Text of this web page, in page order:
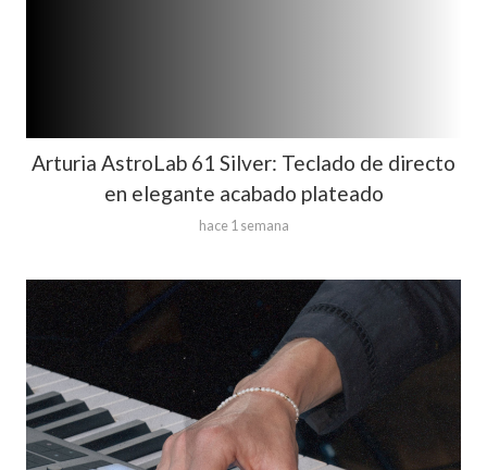
Arturia AstroLab 61 Silver: Teclado de directo
en elegante acabado plateado
hace 1 semana